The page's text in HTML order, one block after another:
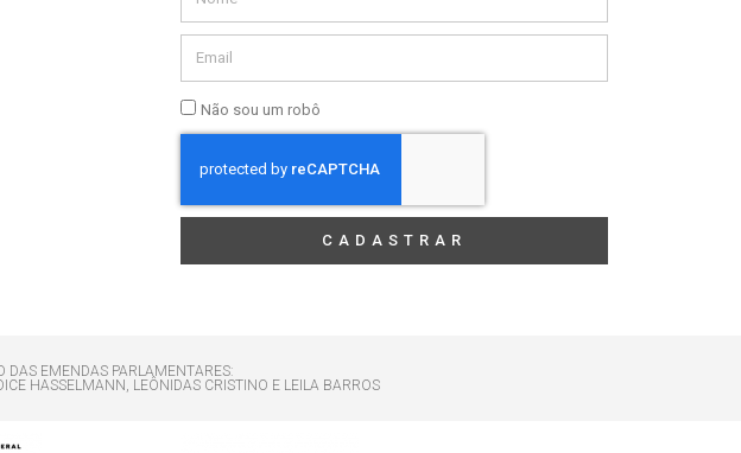
Não sou um robô
CADASTRAR
DAS EMENDAS PARLAMENTARES:
HASSELMANN, LEÔNIDAS CRISTINO E LEILA BARROS